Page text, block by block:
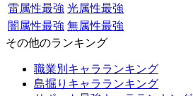
雷属性最強 光属性最強
闇属性最強 無属性最強
その他のランキング
職業別キャラランキング
島掘りキャラランキング